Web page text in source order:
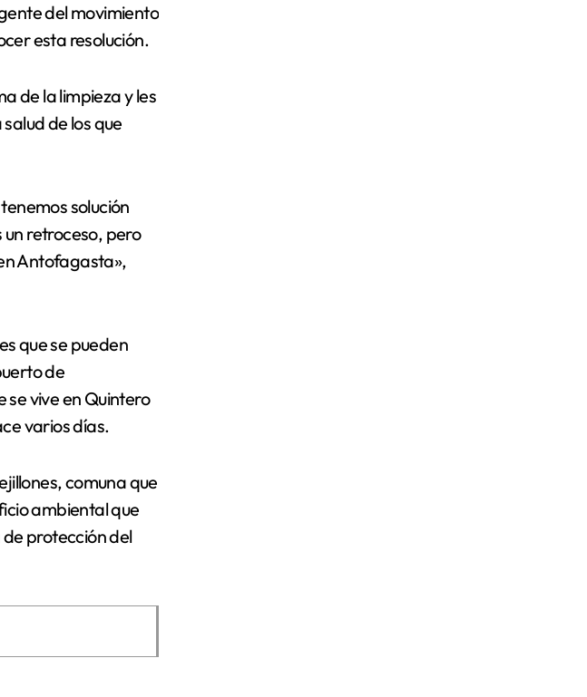
del movimiento
esta resolución.
de la limpieza y les
de los que
solución
retroceso, pero
Antofagasta»,
que se pueden
de
vive en Quintero
varios días.
comuna que
ambiental que
protección del